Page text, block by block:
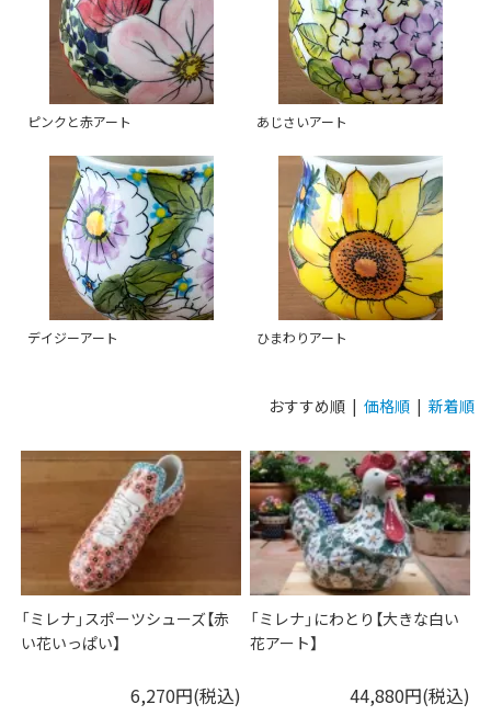
ピンクと赤アート あじさいアート
デイジーアート ひまわりアート
おすすめ順 | 価格順 | 新着順
「ミレナ」スポーツシューズ【赤
い花いっぱい】
6,270円(税込)
「ミレナ」にわとり【大きな白い
花アート】
44,880円(税込)